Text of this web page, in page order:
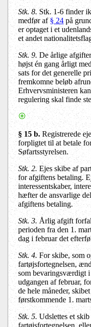
Stk. 8. Stk. 1-6 finder
medfør af§ 24 på
er optaget i et
et andet
Stk. 9. De årlige
højst én gang årligt
sats for det generelle
fremkomne beløb
Erhvervsministeren
regulering skal finde
§ 15 b.Registrerede
forpligtet til at betale
Søfartsstyrelsen.
Stk. 2.Ejes skibe af
for afgiftens betaling.
interessentskaber,
hæfter de ansvarlige
afgiftens betaling.
Stk. 3. Årlig afgift
perioden fra den 1.
dag i februar det
Stk. 4.For skibe, som
fartøjsfortegnelsen,
som bevaringsværdigt
udgangen af februar,
de hele måneder,
førstkommende 1.
Stk. 5. Udslettes et